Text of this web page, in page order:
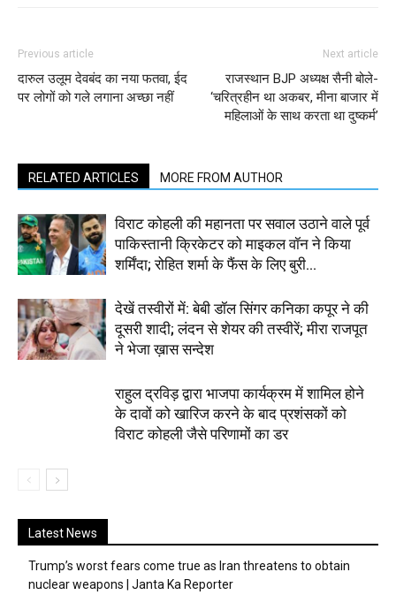
Previous article
दारुल उलूम देवबंद का नया फतवा, ईद
पर लोगों को गले लगाना अच्छा नहीं
Next article
राजस्थान BJP अध्यक्ष सैनी बोले-
‘चरित्रहीन था अकबर, मीना बाजार में
महिलाओं के साथ करता था दुष्कर्म’
RELATED ARTICLES MORE FROM AUTHOR
विराट कोहली की महानता पर सवाल उठाने वाले पूर्व
पाकिस्तानी क्रिकेटर को माइकल वॉन ने किया
शर्मिंदा; रोहित शर्मा के फैंस के लिए बुरी...
देखें तस्वीरों में: बेबी डॉल सिंगर कनिका कपूर ने की
दूसरी शादी; लंदन से शेयर की तस्वीरें; मीरा राजपूत
ने भेजा ख़ास सन्देश
राहुल द्रविड़ द्वारा भाजपा कार्यक्रम में शामिल होने
के दावों को खारिज करने के बाद प्रशंसकों को
विराट कोहली जैसे परिणामों का डर
Latest News
Trump’s worst fears come true as Iran threatens to obtain
nuclear weapons | Janta Ka Reporter